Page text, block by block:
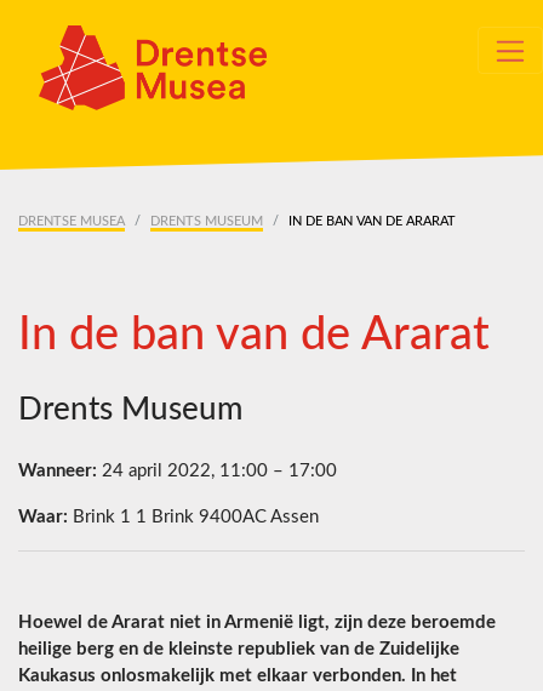
DRENTSE MUSEA DRENTS MUSEUM IN DE BAN VAN DE ARARAT
In de ban van de Ararat
Drents Museum
Wanneer: 24 april 2022, 11:00 – 17:00
Waar: Brink 1 1 Brink 9400AC Assen
Hoewel de Ararat niet in Armenië ligt, zijn deze beroemde
heilige berg en de kleinste republiek van de Zuidelijke
Kaukasus onlosmakelijk met elkaar verbonden. In het